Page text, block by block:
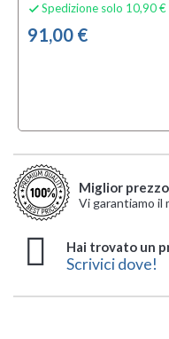
 Spedizione solo 10,90 €
91,00 €
Miglior prezzo
Vi garantiamo il
Hai trovato un
Scrivici dove!